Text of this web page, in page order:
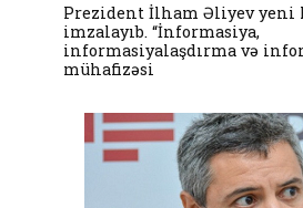
Prezident İlham Əliyev yeni
imzalayıb. “İnformasiya,
informasiyalaşdırma və
mühafizəsi